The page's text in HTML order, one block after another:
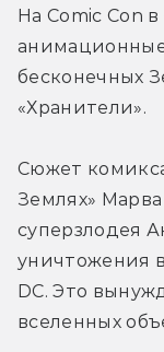
На Comic Con
бесконечных
«Хранители».
Сюжет
Землях»
суперзлодея
уничтожения
DC. Это
вселенных